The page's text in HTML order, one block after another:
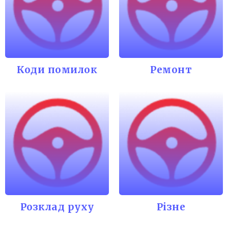
Коди помилок Ремонт
Розклад руху Різне